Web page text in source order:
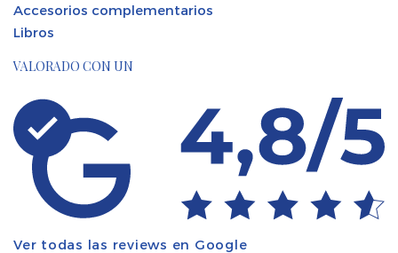
Accesorios complementarios
Libros
VALORADO CON UN
Ver todas las reviews en Google